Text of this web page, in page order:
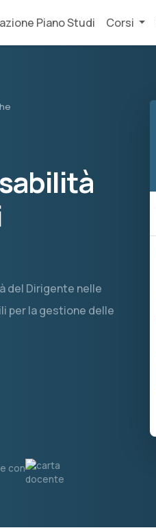
Piano Studi Corsi
del Dirigente nelle
per la gestione delle
con